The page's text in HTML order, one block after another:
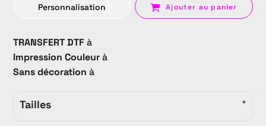
Personnalisation Ajouter au panier
TRANSFERT DTF à
Impression Couleurà
Sans décoration à
Tailles